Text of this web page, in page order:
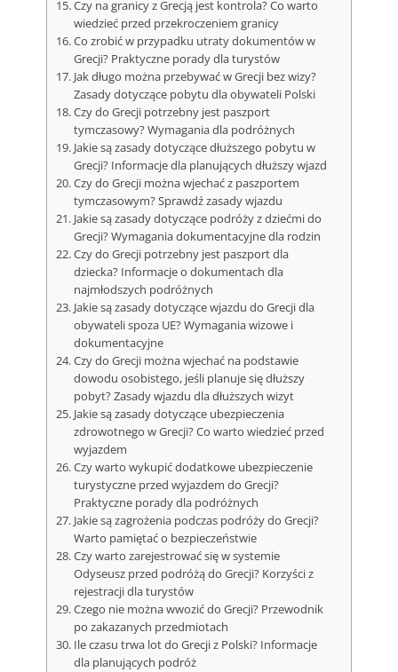
Czy na granicy z Grecją jest kontrola? Co warto
wiedzieć przed przekroczeniem granicy
Co zrobić w przypadku utraty dokumentów w
Grecji? Praktyczne porady dla turystów
Jak długo można przebywać w Grecji bez wizy?
Zasady dotyczące pobytu dla obywateli Polski
Czy do Grecji potrzebny jest paszport
tymczasowy? Wymagania dla podróżnych
Jakie są zasady dotyczące dłuższego pobytu w
Grecji? Informacje dla planujących dłuższy wjazd
Czy do Grecji można wjechać z paszportem
tymczasowym? Sprawdź zasady wjazdu
Jakie są zasady dotyczące podróży z dziećmi do
Grecji? Wymagania dokumentacyjne dla rodzin
Czy do Grecji potrzebny jest paszport dla
dziecka? Informacje o dokumentach dla
najmłodszych podróżnych
Jakie są zasady dotyczące wjazdu do Grecji dla
obywateli spoza UE? Wymagania wizowe i
dokumentacyjne
Czy do Grecji można wjechać na podstawie
dowodu osobistego, jeśli planuje się dłuższy
pobyt? Zasady wjazdu dla dłuższych wizyt
Jakie są zasady dotyczące ubezpieczenia
zdrowotnego w Grecji? Co warto wiedzieć przed
wyjazdem
Czy warto wykupić dodatkowe ubezpieczenie
turystyczne przed wyjazdem do Grecji?
Praktyczne porady dla podróżnych
Jakie są zagrożenia podczas podróży do Grecji?
Warto pamiętać o bezpieczeństwie
Czy warto zarejestrować się w systemie
Odyseusz przed podróżą do Grecji? Korzyści z
rejestracji dla turystów
Czego nie można wwozić do Grecji? Przewodnik
po zakazanych przedmiotach
Ile czasu trwa lot do Grecji z Polski? Informacje
dla planujących podróż